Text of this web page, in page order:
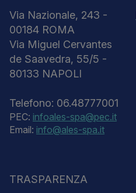
Via Nazionale, 243 -
00184 ROMA
Via Miguel Cervantes
de Saavedra, 55/5 -
80133 NAPOLI
Telefono: 06.48777001
PEC: infoales-spa@pec.it
Email: info@ales-spa.it
TRASPARENZA